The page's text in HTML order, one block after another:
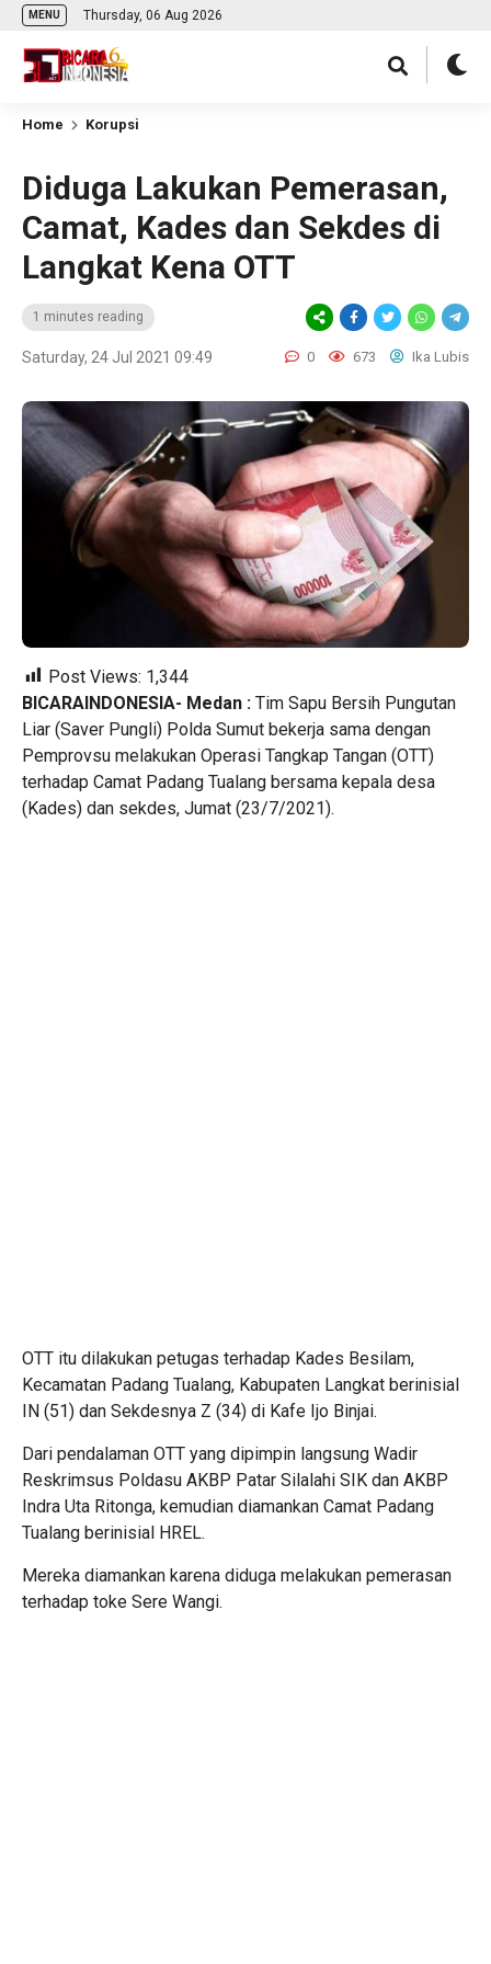
MENU Thursday, 06 Aug 2026
Home Korupsi
Diduga Lakukan Pemerasan,
Camat, Kades dan Sekdes di
Langkat Kena OTT
1 minutes reading
Saturday, 24 Jul 2021 09:49 0 673 Ika Lubis
Post Views: 1,344
BICARAINDONESIA- Medan : Tim Sapu Bersih Pungutan
Liar (Saver Pungli) Polda Sumut bekerja sama dengan
Pemprovsu melakukan Operasi Tangkap Tangan (OTT)
terhadap Camat Padang Tualang bersama kepala desa
(Kades) dan sekdes, Jumat (23/7/2021).
OTT itu dilakukan petugas terhadap Kades Besilam,
Kecamatan Padang Tualang, Kabupaten Langkat berinisial
IN (51) dan Sekdesnya Z (34) di Kafe Ijo Binjai.
Dari pendalaman OTT yang dipimpin langsung Wadir
Reskrimsus Poldasu AKBP Patar Silalahi SIK dan AKBP
Indra Uta Ritonga, kemudian diamankan Camat Padang
Tualang berinisial HREL.
Mereka diamankan karena diduga melakukan pemerasan
terhadap toke Sere Wangi.